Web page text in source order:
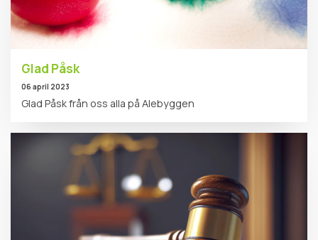
Glad Påsk
06 april 2023
Glad Påsk från oss alla på Alebyggen